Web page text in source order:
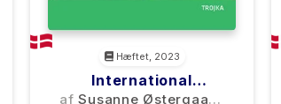
Hæftet, 2023
International
Markedsføring, 7.
afSusanne Østergaard